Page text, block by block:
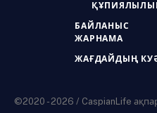
БАЙЛАНЫС
ЖАРНАМА
ЖАҒДАЙДЫҢ
©2020 - 2026 / CaspianLife